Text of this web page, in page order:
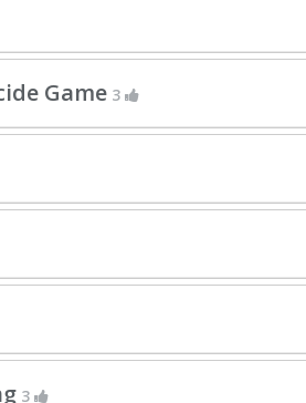
Game 3
3